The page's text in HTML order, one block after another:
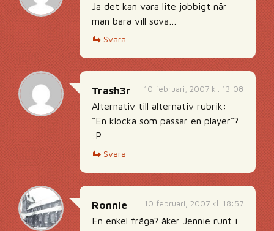
Ja det kan vara lite jobbigt när
man bara vill sova…
Svara
10 februari, 2007 kl. 13:08
Trash3r
Alternativ till alternativ rubrik:
”En klocka som passar en player”?
:P
Svara
10 februari, 2007 kl. 18:57
Ronnie
En enkel fråga? åker Jennie runt i